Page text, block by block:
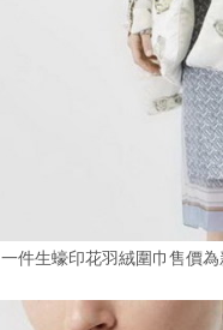
一件生蠔印花羽絨圍巾售價